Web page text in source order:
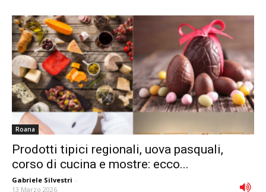
Roana
Prodotti tipici regionali, uova pasquali,
corso di cucina e mostre: ecco...
Gabriele Silvestri -
13 Marzo 2026